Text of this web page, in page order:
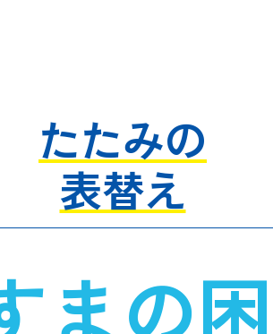
たたみの
表替え
まの困